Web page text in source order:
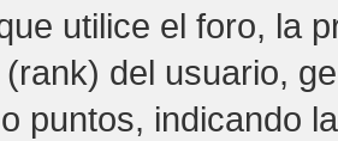
utilice el foro, la
del usuario,
puntos, indicando